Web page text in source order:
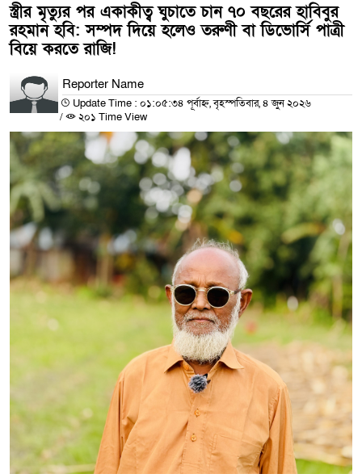
স্ত্রীর মৃত্যুর পর একাকীত্ব ঘুচাতে চান ৭০ বছরের হাবিবুর
রহমান হবি: সম্পদ দিয়ে হলেও তরুণী বা ডিভোর্সি পাত্রী
বিয়ে করতে রাজি!
Reporter Name
Update Time : ০১:০৫:৩৪ পূর্বাহ্ন, বৃহস্পতিবার, ৪ জুন ২০২৬
/
২০১ Time View